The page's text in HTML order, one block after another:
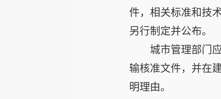
件，相关标准和技
另行制定并公布。
城市管理部门
输核准文件，并在
明理由。